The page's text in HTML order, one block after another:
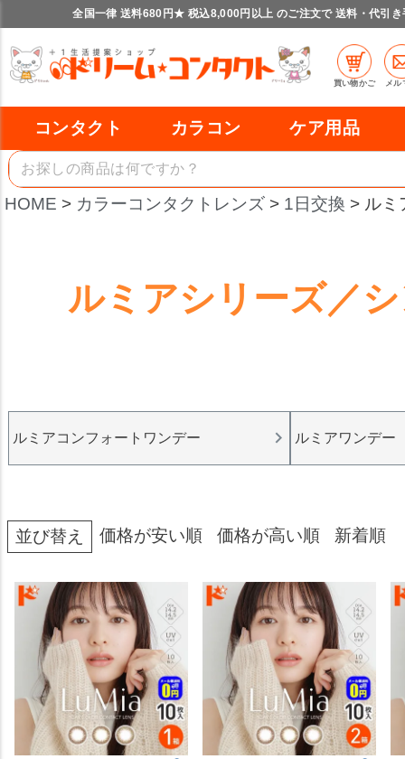
全国一律 送料680円★ 税込8,000円以上 のご注文で 送料・代引き
買い物かご メル
コンタクト カラコン ケア用品
HOME カラーコンタクトレンズ 1日交換 ルミ
ルミアシリーズ／
ルミアコンフォートワンデー ルミアワンデー
並び替え 価格が安い順 価格が高い順 新着順